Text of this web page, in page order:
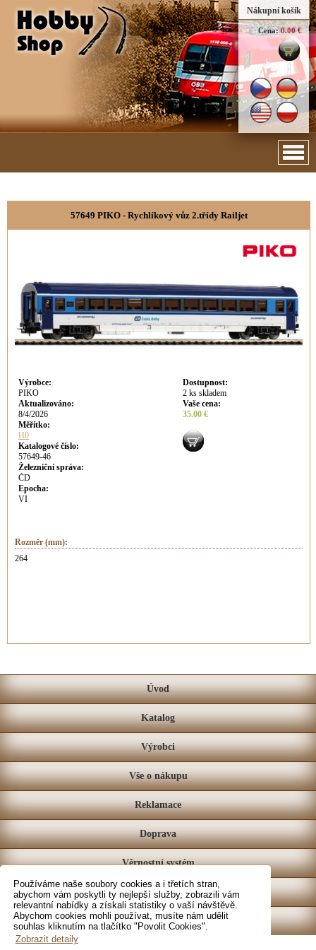
Používáme naše soubory cookies a i třetích stran,
abychom vám poskytli ty nejlepší služby, zobrazili vám
relevantní nabídky a získali statistiky o vaší návštěvě.
Abychom cookies mohli používat, musíte nám udělit
souhlas kliknutím na tlačítko "Povolit Cookies".
Zobrazit detaily
Nákupní košík
Cena: 0.00 €
57649 PIKO - Rychlíkový vůz 2.třídy Railjet
Výrobce:
PIKO
Aktualizováno:
8/4/2026
Měřítko:
H0
Katalogové číslo:
57649-46
Železniční správa:
ČD
Epocha:
VI
Dostupnost:
2 ks skladem
Vaše cena:
35.00 €
Rozměr (mm):
264
Úvod
Katalog
Výrobci
Vše o nákupu
Reklamace
Doprava
Věrnostní systém
Prodejna
Kontakt